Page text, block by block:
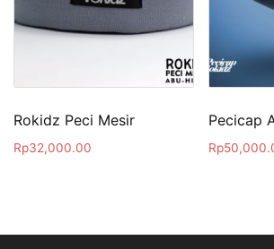
Rokidz Peci Mesir
Rp32,000.00
Pecicap
Rp